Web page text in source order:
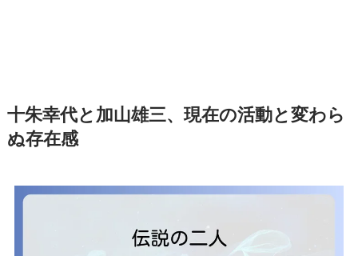
十朱幸代と加山雄三、現在の活動と変わら
ぬ存在感